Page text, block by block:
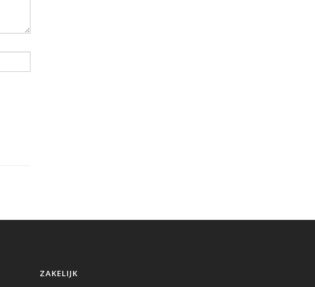
ZAKELIJK